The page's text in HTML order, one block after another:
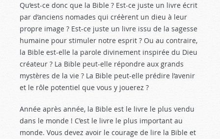
Qu’est-ce donc que la Bible ? Est-ce juste un livre écrit
par d’anciens nomades qui créèrent un dieu à leur
propre image ? Est-ce juste un livre issu de la sagesse
humaine pour stimuler notre esprit ? Ou au contraire,
la Bible est-elle la parole divinement inspirée du Dieu
créateur ? La Bible peut-elle répondre aux grands
mystères de la vie ? La Bible peut-elle prédire l’avenir
et le rôle potentiel que vous y jouerez ?
Année après année, la Bible est le livre le plus vendu
dans le monde ! C’est le livre le plus important au
monde. Vous devez avoir le courage de lire la Bible et